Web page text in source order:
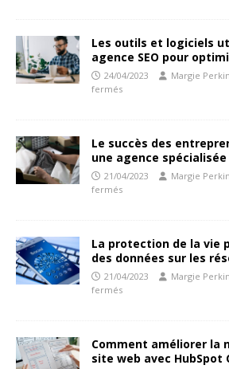
Les outils et logiciels
agence SEO pour
24/04/2023 Margie
fermés
Le succès des
une agence
21/04/2023 Margie
fermés
La protection de la vie
des données sur les
21/04/2023 Margie
fermés
Comment améliorer la
site web avec HubSpot